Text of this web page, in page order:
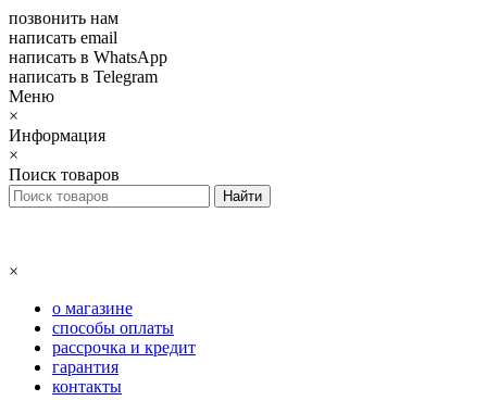
позвонить нам
написать email
написать в WhatsApp
написать в Telegram
Меню
×
Информация
×
Поиск товаров
×
о магазине
способы оплаты
рассрочка и кредит
гарантия
контакты